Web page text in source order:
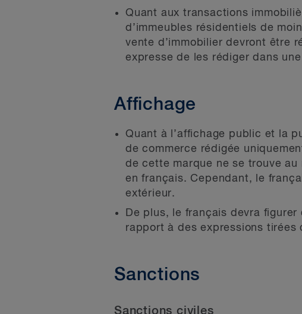
Quant aux transactions
d’immeubles résidentiels de
vente d’immobilier devront être
expresse de les rédiger dans
Affichage
Quant à l’affichage public et la
de commerce rédigée
de cette marque ne se trouve
en français. Cependant, le
extérieur.
De plus, le français devra
rapport à des expressions tirées
Sanctions
Sanctions civiles